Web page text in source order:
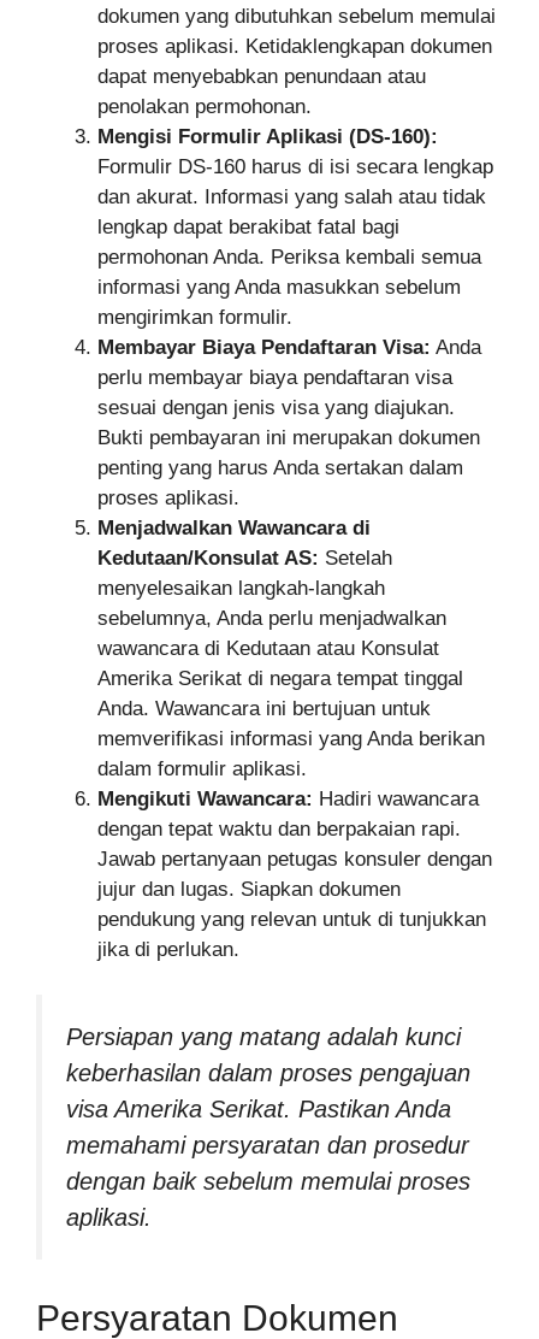
dokumen yang dibutuhkan sebelum memulai
proses aplikasi. Ketidaklengkapan dokumen
dapat menyebabkan penundaan atau
penolakan permohonan.
Mengisi Formulir Aplikasi (DS-160):
Formulir DS-160 harus di isi secara lengkap
dan akurat. Informasi yang salah atau tidak
lengkap dapat berakibat fatal bagi
permohonan Anda. Periksa kembali semua
informasi yang Anda masukkan sebelum
mengirimkan formulir.
Membayar Biaya Pendaftaran Visa: Anda
perlu membayar biaya pendaftaran visa
sesuai dengan jenis visa yang diajukan.
Bukti pembayaran ini merupakan dokumen
penting yang harus Anda sertakan dalam
proses aplikasi.
Menjadwalkan Wawancara di
Kedutaan/Konsulat AS: Setelah
menyelesaikan langkah-langkah
sebelumnya, Anda perlu menjadwalkan
wawancara di Kedutaan atau Konsulat
Amerika Serikat di negara tempat tinggal
Anda. Wawancara ini bertujuan untuk
memverifikasi informasi yang Anda berikan
dalam formulir aplikasi.
Mengikuti Wawancara: Hadiri wawancara
dengan tepat waktu dan berpakaian rapi.
Jawab pertanyaan petugas konsuler dengan
jujur dan lugas. Siapkan dokumen
pendukung yang relevan untuk di tunjukkan
jika di perlukan.
Persiapan yang matang adalah kunci
keberhasilan dalam proses pengajuan
visa Amerika Serikat. Pastikan Anda
memahami persyaratan dan prosedur
dengan baik sebelum memulai proses
aplikasi.
Persyaratan Dokumen